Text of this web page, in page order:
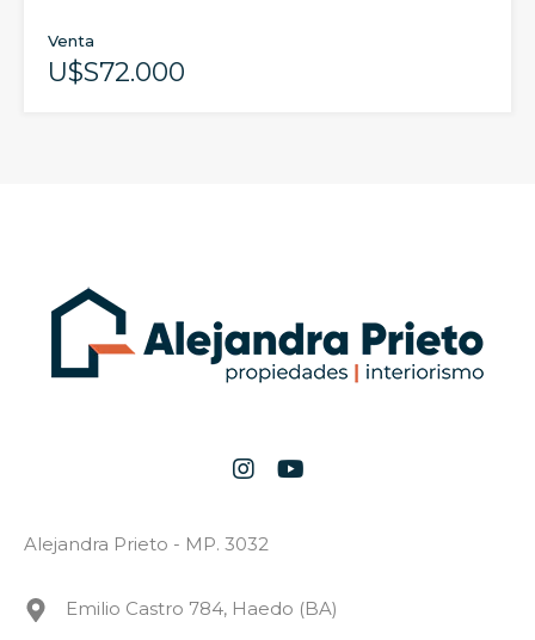
Venta
U$S72.000
Alejandra Prieto - MP. 3032
Emilio Castro 784, Haedo (BA)